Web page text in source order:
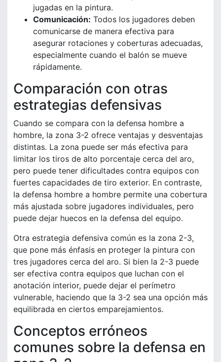
jugadas en la pintura.
Comunicación: Todos los jugadores deben
comunicarse de manera efectiva para
asegurar rotaciones y coberturas adecuadas,
especialmente cuando el balón se mueve
rápidamente.
Comparación con otras
estrategias defensivas
Cuando se compara con la defensa hombre a
hombre, la zona 3-2 ofrece ventajas y desventajas
distintas. La zona puede ser más efectiva para
limitar los tiros de alto porcentaje cerca del aro,
pero puede tener dificultades contra equipos con
fuertes capacidades de tiro exterior. En contraste,
la defensa hombre a hombre permite una cobertura
más ajustada sobre jugadores individuales, pero
puede dejar huecos en la defensa del equipo.
Otra estrategia defensiva común es la zona 2-3,
que pone más énfasis en proteger la pintura con
tres jugadores cerca del aro. Si bien la 2-3 puede
ser efectiva contra equipos que luchan con el
anotación interior, puede dejar el perímetro
vulnerable, haciendo que la 3-2 sea una opción más
equilibrada en ciertos emparejamientos.
Conceptos erróneos
comunes sobre la defensa en